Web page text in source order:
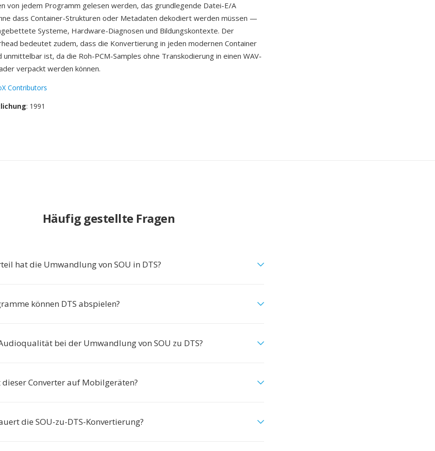
von jedem Programm gelesen werden, das grundlegende Datei-E/A
dass Container-Strukturen oder Metadaten dekodiert werden müssen —
Systeme, Hardware-Diagnosen und Bildungskontexte. Der
bedeutet zudem, dass die Konvertierung in jeden modernen Container
ist, da die Roh-PCM-Samples ohne Transkodierung in einen WAV-
verpackt werden können.
Contributors
: 1991
Häufig gestellte Fragen
hat die Umwandlung von SOU in DTS?
können DTS abspielen?
bei der Umwandlung von SOU zu DTS?
Converter auf Mobilgeräten?
die SOU-zu-DTS-Konvertierung?